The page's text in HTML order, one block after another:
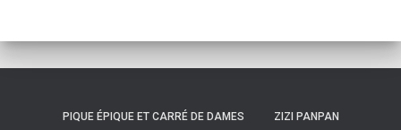
PIQUE ÉPIQUE ET CARRÉ DE DAMES ZIZI PANPAN